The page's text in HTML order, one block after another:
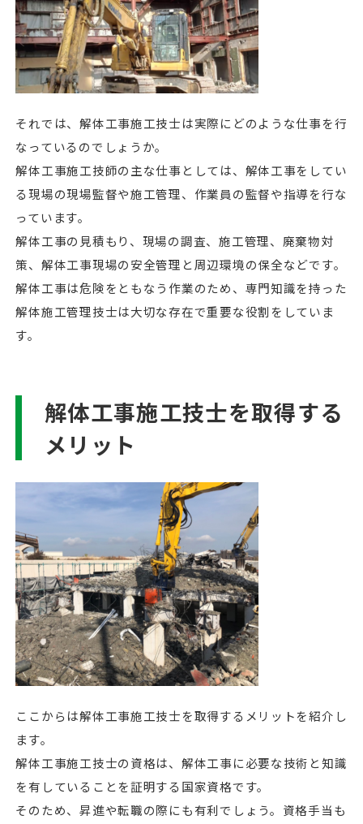
それでは、解体工事施工技士は実際にどのような仕事を行
なっているのでしょうか。
解体工事施工技師の主な仕事としては、解体工事をしてい
る現場の現場監督や施工管理、作業員の監督や指導を行な
っています。
解体工事の見積もり、現場の調査、施工管理、廃棄物対
策、解体工事現場の安全管理と周辺環境の保全などです。
解体工事は危険をともなう作業のため、専門知識を持った
解体施工管理技士は大切な存在で重要な役割をしていま
す。
解体工事施工技士を取得する
メリット
ここからは解体工事施工技士を取得するメリットを紹介し
ます。
解体工事施工技士の資格は、解体工事に必要な技術と知識
を有していることを証明する国家資格です。
そのため、昇進や転職の際にも有利でしょう。資格手当も